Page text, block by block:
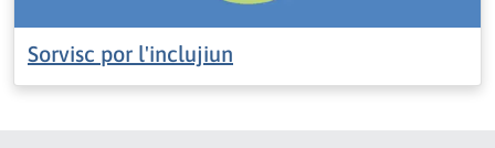
Sorvisc por l'inclujiun